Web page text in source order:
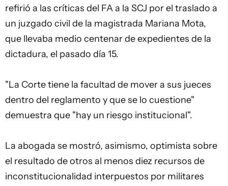
refirió a las críticas del FA a la SCJ por el traslado a
un juzgado civil de la magistrada Mariana Mota,
que llevaba medio centenar de expedientes de la
dictadura, el pasado día 15.
"La Corte tiene la facultad de mover a sus jueces
dentro del reglamento y que se lo cuestione"
demuestra que "hay un riesgo institucional".
La abogada se mostró, asimismo, optimista sobre
el resultado de otros al menos diez recursos de
inconstitucionalidad interpuestos por militares